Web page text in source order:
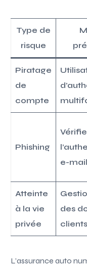
Type de
risque
Piratage
de
compte
Phishing
e-
Atteinte
à la vie
privée
des
clients
L’assurance auto